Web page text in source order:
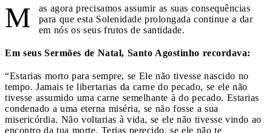
M
as agora precisamos assumir as suas consequências
para que esta Solenidade prolongada continue a dar
em nós os seus frutos de santidade.
Em seus Sermões de Natal, Santo Agostinho recordava:
“Estarias morto para sempre, se Ele não tivesse nascido no
tempo. Jamais te libertarias da carne do pecado, se ele não
tivesse assumido uma carne semelhante à do pecado. Estarias
condenado a uma eterna miséria, se não fosse a sua
misericórdia. Não voltarias à vida, se ele não tivesse vindo ao
encontro da tua morte. Terias perecido, se ele não te